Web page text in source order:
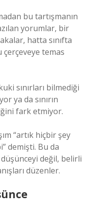
bu tartışmanın
yorumlar, bir
hatta sınıfta
temas
sınırları bilmediği
ya da sınırın
fark etmiyor.
“artık hiçbir şey
demişti. Bu da
düşünceyi değil, belirli
düzenler.